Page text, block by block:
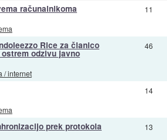
računalnikoma 11
Rice za članico
odzivu javno
/ internet
46
14
prek protokola 13